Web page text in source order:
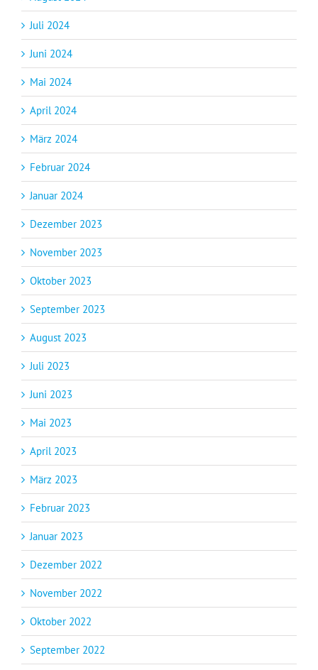
Juli 2024
Juni 2024
Mai 2024
April 2024
März 2024
Februar 2024
Januar 2024
Dezember 2023
November 2023
Oktober 2023
September 2023
August 2023
Juli 2023
Juni 2023
Mai 2023
April 2023
März 2023
Februar 2023
Januar 2023
Dezember 2022
November 2022
Oktober 2022
September 2022